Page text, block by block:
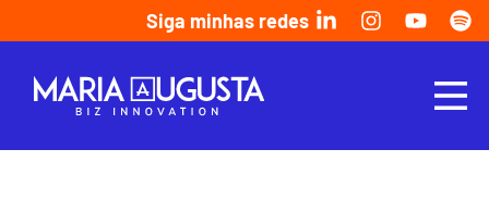
Siga minhas redes